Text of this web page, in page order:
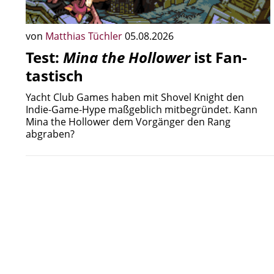
von Matthias Tüchler05.08.2026
Test: Mina the Hollowerist Fan-
tastisch
Yacht Club Games haben mit Shovel Knight den
Indie-Game-Hype maßgeblich mitbegründet. Kann
Mina the Hollower dem Vorgänger den Rang
abgraben?